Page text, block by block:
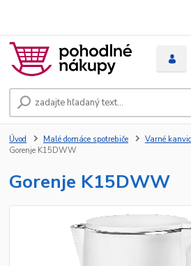
Úvod Malé domáce spotrebiče Varné
Gorenje K15DWW
Gorenje K15DWW